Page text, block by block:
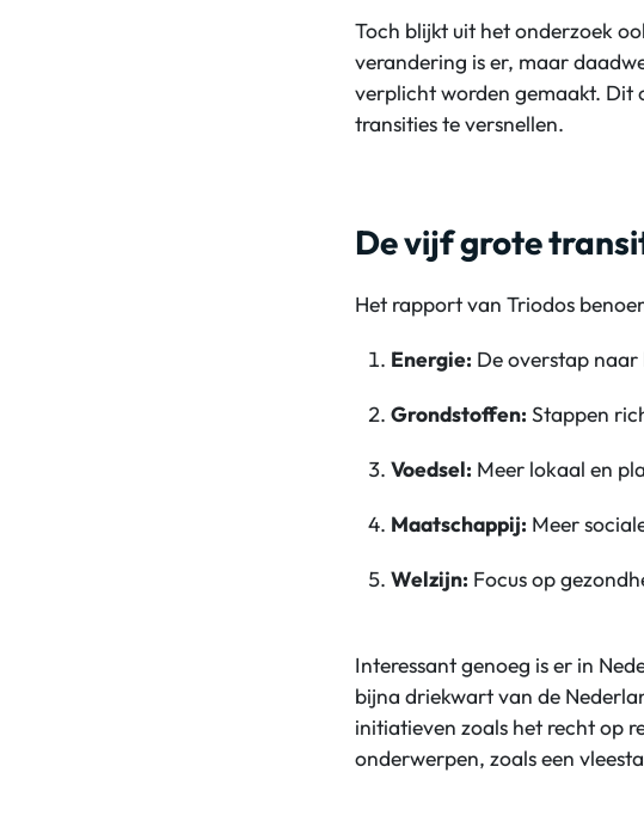
Toch blijkt uit het onderzoek
verandering is er, maar
verplicht worden gemaakt. Dit
transities te versnellen.
De vijf grote
Het rapport van Triodos
Energie: De overstap
Grondstoffen: Stappen
Voedsel: Meer lokaal en
Maatschappij: Meer
Welzijn: Focus op
Interessant genoeg is er in
bijna driekwart van de
initiatieven zoals het recht op
onderwerpen, zoals een